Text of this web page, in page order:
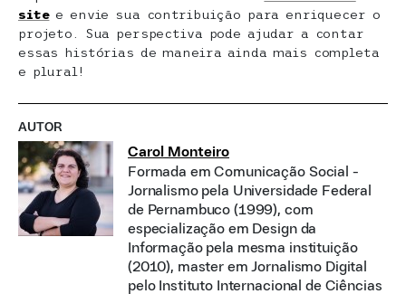
sitee envie sua contribuição para enriquecer o
projeto. Sua perspectiva pode ajudar a contar
essas histórias de maneira ainda mais completa
e plural!
AUTOR
Carol Monteiro
Formada em Comunicação Social -
Jornalismo pela Universidade Federal
de Pernambuco (1999), com
especialização em Design da
Informação pela mesma instituição
(2010), master em Jornalismo Digital
pelo Instituto Internacional de Ciências